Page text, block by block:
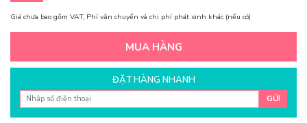
Giá chưa bao gồm VAT, Phí vận chuyển và chi phí phát sinh khác (nếu có)
MUA HÀNG
ĐẶT HÀNG NHANH
GỬI